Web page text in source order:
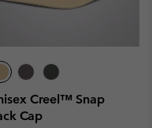
Creel™ Snap
Cap